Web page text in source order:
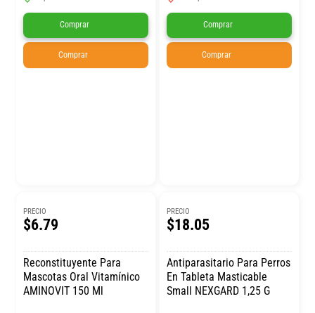
Comprar
Comprar
Comprar
Comprar
PRECIO
$6.79
Reconstituyente Para
Mascotas Oral Vitamínico
AMINOVIT 150 Ml
PRECIO
$18.05
Antiparasitario Para Perros
En Tableta Masticable
Small NEXGARD 1,25 G